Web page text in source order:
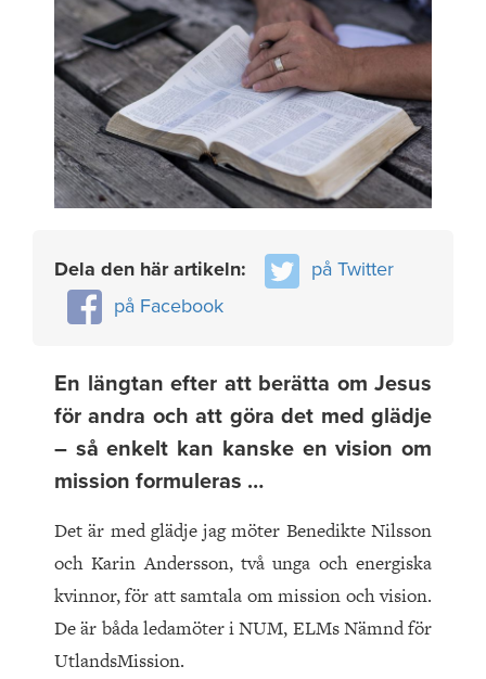
Dela den här artikeln:
på Twitter
på Facebook
En längtan efter att berätta om Jesus
för andra och att göra det med glädje
– så enkelt kan kanske en vision om
mission formuleras …
Det är med glädje jag möter Benedikte Nilsson
och Karin Andersson, två unga och energiska
kvinnor, för att samtala om mission och vision.
De är båda ledamöter i NUM, ELMs Nämnd för
UtlandsMission.